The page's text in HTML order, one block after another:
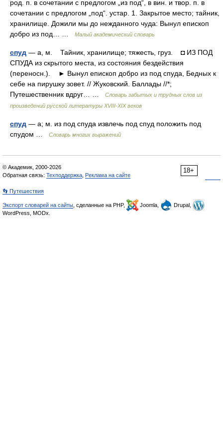
род. п. в сочетании с предлогом „из под“, в вин. и твор. п. в
сочетании с предлогом „под“. устар. 1. Закрытое место; тайник,
хранилище. Дожили мы до нежданного чуда: Вынул епископ
добро из под… …
Малый академический словарь
спуд — а, м. Тайник, хранилище; тяжесть, груз. ◘ ИЗ ПОД
СПУДА из скрытого места, из состояния бездействия
(переносн.). ► Вынул епископ добро из под спуда, Бедных к
себе на пирушку зовет. // Жуковский. Баллады //*;
Путешественник вдруг… …
Словарь забытых и трудных слов из
произведений русской литературы ХVIII-ХIХ веков
спуд — а; м. из под спуда извлечь под спуд положить под
спудом …
Словарь многих выражений
18+
© Академик, 2000-2026
Обратная связь: Техподдержка Реклама на сайте
👣 Путешествия
Экспорт словарей на сайты , сделанные на PHP, Joomla,
Drupal,
WordPress, MODx.